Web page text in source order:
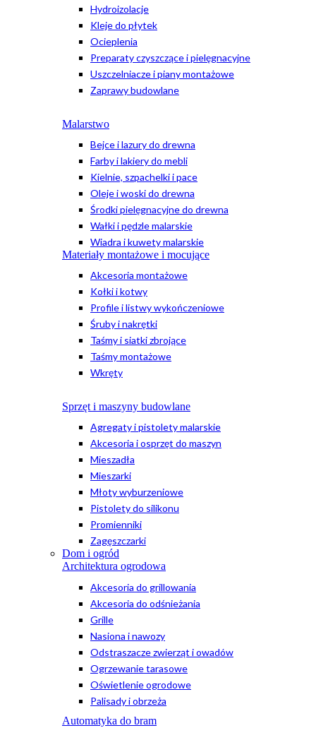
Hydroizolacje
Kleje do płytek
Ocieplenia
Preparaty czyszczące i pielęgnacyjne
Uszczelniacze i piany montażowe
Zaprawy budowlane
Malarstwo
Bejce i lazury do drewna
Farby i lakiery do mebli
Kielnie, szpachelki i pace
Oleje i woski do drewna
Środki pielęgnacyjne do drewna
Wałki i pędzle malarskie
Wiadra i kuwety malarskie
Materiały montażowe i mocujące
Akcesoria montażowe
Kołki i kotwy
Profile i listwy wykończeniowe
Śruby i nakrętki
Taśmy i siatki zbrojące
Taśmy montażowe
Wkręty
Sprzęt i maszyny budowlane
Agregaty i pistolety malarskie
Akcesoria i osprzęt do maszyn
Mieszadła
Mieszarki
Młoty wyburzeniowe
Pistolety do silikonu
Promienniki
Zagęszczarki
Dom i ogród
Architektura ogrodowa
Akcesoria do grillowania
Akcesoria do odśnieżania
Grille
Nasiona i nawozy
Odstraszacze zwierząt i owadów
Ogrzewanie tarasowe
Oświetlenie ogrodowe
Palisady i obrzeża
Automatyka do bram